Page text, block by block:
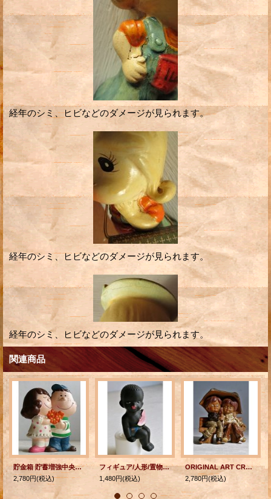
経年のシミ、ヒビなどのダメージが見られます。
経年のシミ、ヒビなどのダメージが見られます。
経年のシミ、ヒビなどのダメージが見られます。
関連商品
貯金箱 貯蓄増強中央委員会 ほのぼの君&おとめちゃん K.TSUKUDA GREEN CAMEL
2,780円(税込)
フィギュア/人形/置物 スイカを食べる男の子 陶器
1,480円(税込)
ORIGINAL ART CRAFT MASTERS ベンチで相合傘 男の子と女の子 陶器 置物
2,780円(税込)